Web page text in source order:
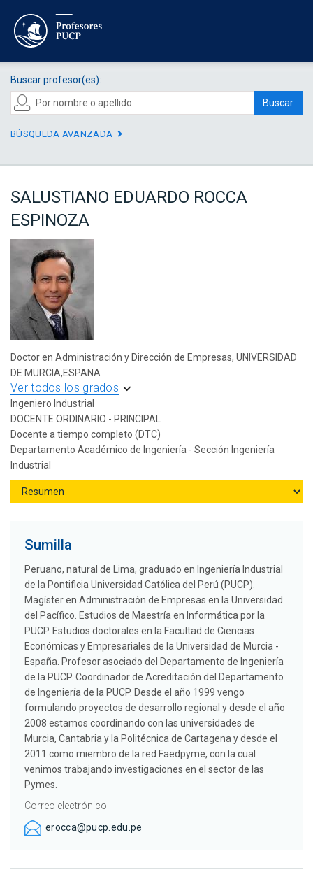
Buscar profesor(es):
Buscar
BÚSQUEDA AVANZADA
SALUSTIANO EDUARDO ROCCA
ESPINOZA
Doctor en Administración y Dirección de Empresas, UNIVERSIDAD
DE MURCIA,ESPANA
Ver todos los grados
Ingeniero Industrial
DOCENTE ORDINARIO - PRINCIPAL
Docente a tiempo completo (DTC)
Departamento Académico de Ingeniería - Sección Ingeniería
Industrial
Sumilla
Peruano, natural de Lima, graduado en Ingeniería Industrial
de la Pontificia Universidad Católica del Perú (PUCP).
Magíster en Administración de Empresas en la Universidad
del Pacífico. Estudios de Maestría en Informática por la
PUCP. Estudios doctorales en la Facultad de Ciencias
Económicas y Empresariales de la Universidad de Murcia -
España. Profesor asociado del Departamento de Ingeniería
de la PUCP. Coordinador de Acreditación del Departamento
de Ingeniería de la PUCP. Desde el año 1999 vengo
formulando proyectos de desarrollo regional y desde el año
2008 estamos coordinando con las universidades de
Murcia, Cantabria y la Politécnica de Cartagena y desde el
2011 como miembro de la red Faedpyme, con la cual
venimos trabajando investigaciones en el sector de las
Pymes.
Correo electrónico
erocca@pucp.edu.pe